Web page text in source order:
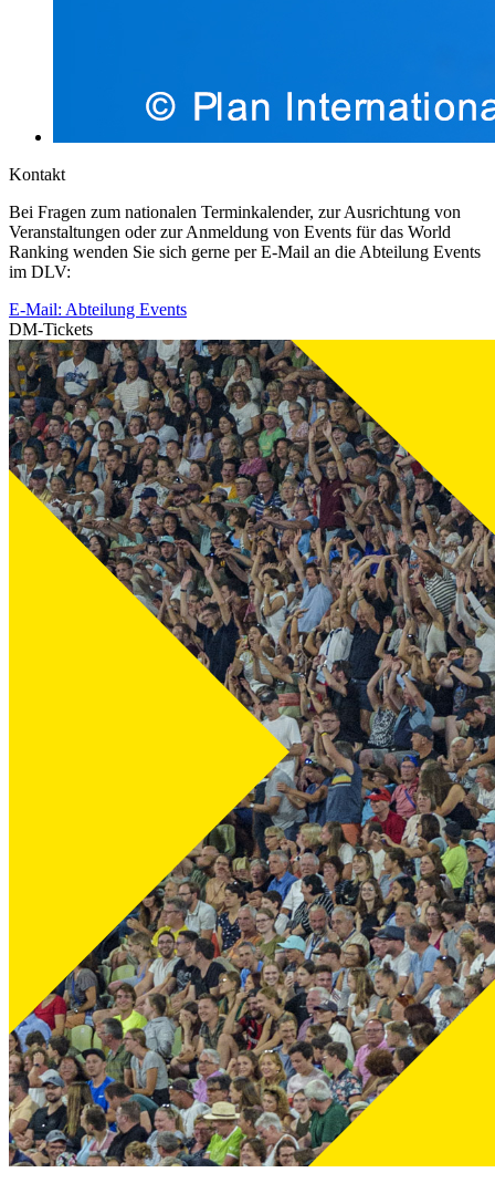
Kontakt
Bei Fragen zum nationalen Terminkalender, zur Ausrichtung von
Veranstaltungen oder zur Anmeldung von Events für das World
Ranking wenden Sie sich gerne per E-Mail an die Abteilung Events
im DLV:
E-Mail: Abteilung Events
DM-Tickets